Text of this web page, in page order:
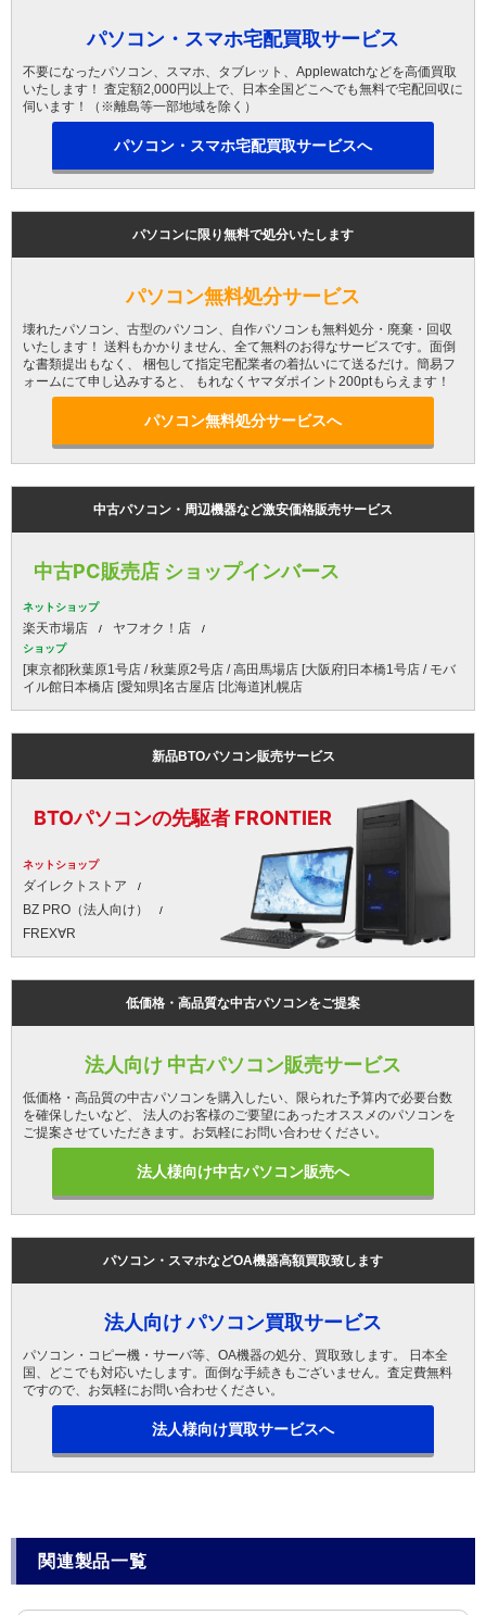
パソコン・スマホ宅配買取サービス
不要になったパソコン、スマホ、タブレット、Applewatchなどを高価買取
いたします！ 査定額2,000円以上で、日本全国どこへでも無料で宅配回収に
伺います！（※離島等一部地域を除く）
パソコン・スマホ宅配買取サービスへ
パソコンに限り無料で処分いたします
パソコン無料処分サービス
壊れたパソコン、古型のパソコン、自作パソコンも無料処分・廃棄・回収
いたします！ 送料もかかりません、全て無料のお得なサービスです。面倒
な書類提出もなく、 梱包して指定宅配業者の着払いにて送るだけ。簡易フ
ォームにて申し込みすると、 もれなくヤマダポイント200ptもらえます！
パソコン無料処分サービスへ
中古パソコン・周辺機器など激安価格販売サービス
中古PC販売店 ショップインバース
ネットショップ
楽天市場店 ヤフオク！店
ショップ
[東京都]秋葉原1号店 / 秋葉原2号店 / 高田馬場店 [大阪府]日本橋1号店 / モバ
イル館日本橋店 [愛知県]名古屋店 [北海道]札幌店
新品BTOパソコン販売サービス
BTOパソコンの先駆者 FRONTIER
ネットショップ
ダイレクトストア
BZ PRO（法人向け）
FREX∀R
低価格・高品質な中古パソコンをご提案
法人向け 中古パソコン販売サービス
低価格・高品質の中古パソコンを購入したい、限られた予算内で必要台数
を確保したいなど、 法人のお客様のご要望にあったオススメのパソコンを
ご提案させていただきます。お気軽にお問い合わせください。
法人様向け中古パソコン販売へ
パソコン・スマホなどOA機器高額買取致します
法人向け パソコン買取サービス
パソコン・コピー機・サーバ等、OA機器の処分、買取致します。 日本全
国、どこでも対応いたします。面倒な手続きもございません。査定費無料
ですので、お気軽にお問い合わせください。
法人様向け買取サービスへ
関連製品一覧